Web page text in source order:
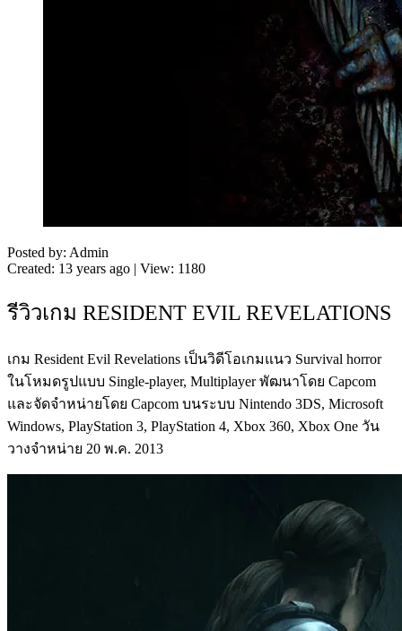
Posted by: Admin
Created: 13 years ago | View: 1180
รีวิวเกม RESIDENT EVIL REVELATIONS
เกม Resident Evil Revelations เป็นวิดีโอเกมแนว Survival horror
ในโหมดรูปแบบ Single-player, Multiplayer พัฒนาโดย Capcom
และจัดจำหน่ายโดย Capcom บนระบบ Nintendo 3DS, Microsoft
Windows, PlayStation 3, PlayStation 4, Xbox 360, Xbox One วัน
วางจำหน่าย 20 พ.ค. 2013